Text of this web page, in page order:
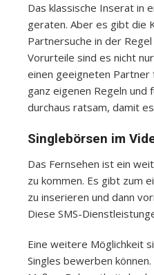
Das klassische Inserat in
geraten. Aber es gibt die
Partnersuche in der
Vorurteile sind es nicht
einen geeigneten Partner
ganz eigenen Regeln
durchaus ratsam, damit
Singlebörsen im
Das Fernsehen ist ein
zu kommen. Es gibt zum
zu inserieren und dann
Diese SMS-
Eine weitere Möglichkeit
Singles bewerben